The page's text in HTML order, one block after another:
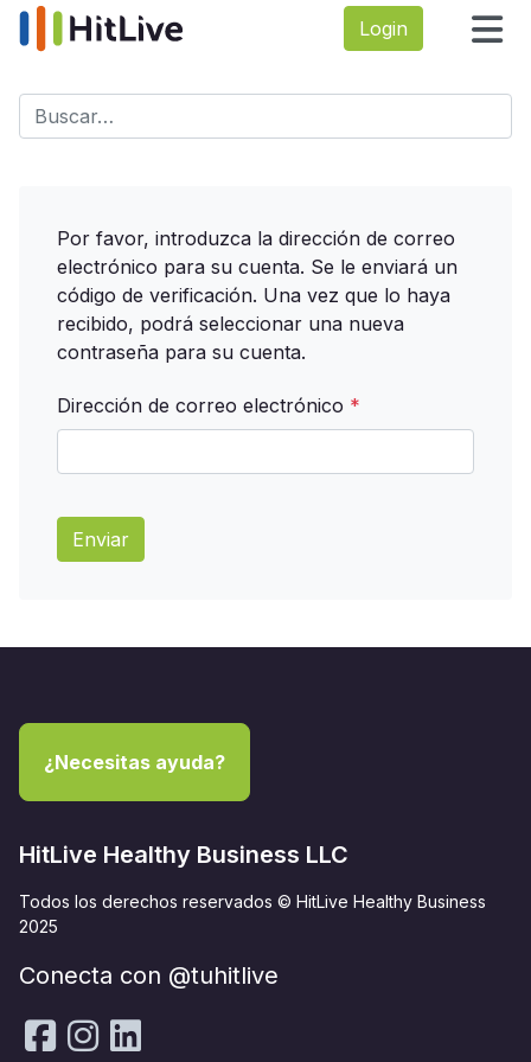
Login
Buscar
Por favor, introduzca la dirección de correo
electrónico para su cuenta. Se le enviará un
código de verificación. Una vez que lo haya
recibido, podrá seleccionar una nueva
contraseña para su cuenta.
Dirección de correo electrónico *
Enviar
¿Necesitas ayuda?
HitLive Healthy Business LLC
Todos los derechos reservados © HitLive Healthy Business
2025
Conecta con @tuhitlive